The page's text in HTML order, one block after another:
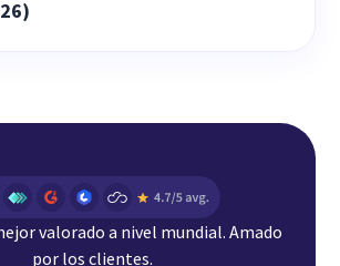
valorado a nivel mundial. Amado
por los clientes.